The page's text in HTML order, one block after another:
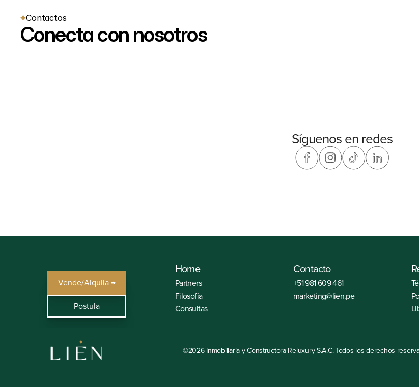
Contactos
Conecta con nosotros
Correo
Síguenos en redes
Vende/Alquila →
Postula
Home
Partners
Filosofía
Consultas
Contacto
+51 981 609 461
marketing@lien.pe
©2026 Inmobiliaria y Constructora Reluxury S.A.C. Todos los derechos